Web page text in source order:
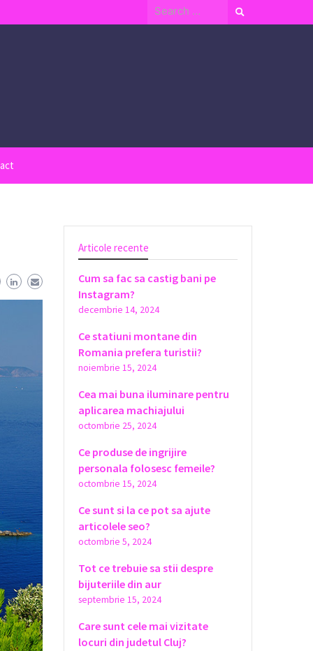
Search
for:
Articole recente
Cum sa fac sa castig bani pe
Instagram?
decembrie 14, 2024
Ce statiuni montane din
Romania prefera turistii?
noiembrie 15, 2024
Cea mai buna iluminare pentru
aplicarea machiajului
octombrie 25, 2024
Ce produse de ingrijire
personala folosesc femeile?
octombrie 15, 2024
Ce sunt si la ce pot sa ajute
articolele seo?
octombrie 5, 2024
Tot ce trebuie sa stii despre
bijuteriile din aur
septembrie 15, 2024
Care sunt cele mai vizitate
locuri din judetul Cluj?